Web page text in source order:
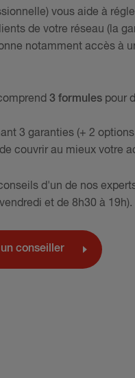
vous aide à
de votre réseau (la
notamment accès à
3 formules pour
3 garanties (+ 2
couvrir au mieux votre
d'un de nos
et de 8h30 à 19h).
conseiller